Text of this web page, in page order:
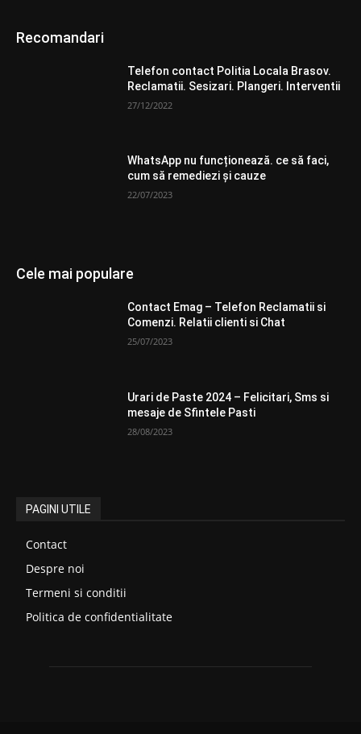
Recomandari
Telefon contact Politia Locala Brasov.
Reclamatii. Sesizari. Plangeri. Interventii
27/12/2022
WhatsApp nu funcționează. ce să faci,
cum să remediezi și cauze
22/07/2023
Cele mai populare
Contact Emag – Telefon Reclamatii si
Comenzi. Relatii clienti si Chat
25/07/2023
Urari de Paste 2024 – Felicitari, Sms si
mesaje de Sfintele Pasti
28/08/2023
PAGINI UTILE
Contact
Despre noi
Termeni si conditii
Politica de confidentialitate